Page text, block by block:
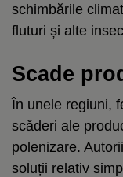
schimbările
fluturi și alte
Scade
În unele regiuni,
scăderi ale
polenizare.
soluții relativ